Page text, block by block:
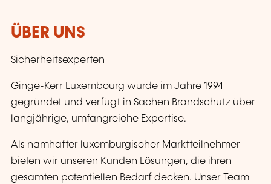
ÜBER UNS
Sicherheitsexperten
Ginge-Kerr Luxembourg wurde im Jahre 1994
gegründet und verfügt in Sachen Brandschutz über
langjährige, umfangreiche Expertise.
Als namhafter luxemburgischer Marktteilnehmer
bieten wir unseren Kunden Lösungen, die ihren
gesamten potentiellen Bedarf decken. Unser Team